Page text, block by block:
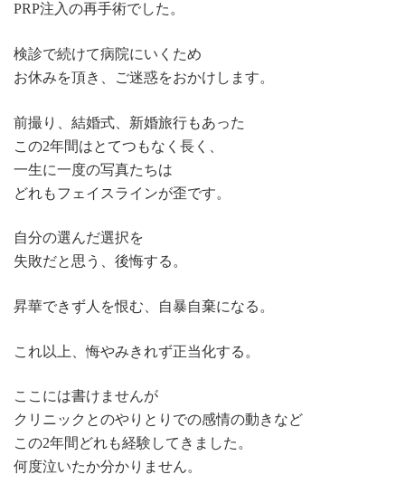
PRP注入の再手術でした。
検診で続けて病院にいくため
お休みを頂き、ご迷惑をおかけします。
前撮り、結婚式、新婚旅行もあった
この2年間はとてつもなく長く、
一生に一度の写真たちは
どれもフェイスラインが歪です。
自分の選んだ選択を
失敗だと思う、後悔する。
昇華できず人を恨む、自暴自棄になる。
これ以上、悔やみきれず正当化する。
ここには書けませんが
クリニックとのやりとりでの感情の動きなど
この2年間どれも経験してきました。
何度泣いたか分かりません。